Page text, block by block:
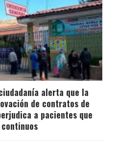
alerta que la
de contratos de
a pacientes que